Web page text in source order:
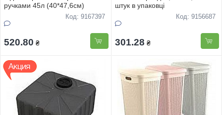
ручками 45л (40*47,6см)
Код: 9167397
520.80 ₴
штук в упаковці
Код: 9156687
301.28 ₴